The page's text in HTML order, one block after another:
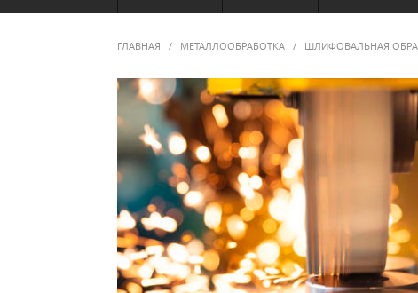
ГЛАВНАЯ / МЕТАЛЛООБРАБОТКА / ШЛИФОВАЛЬНАЯ